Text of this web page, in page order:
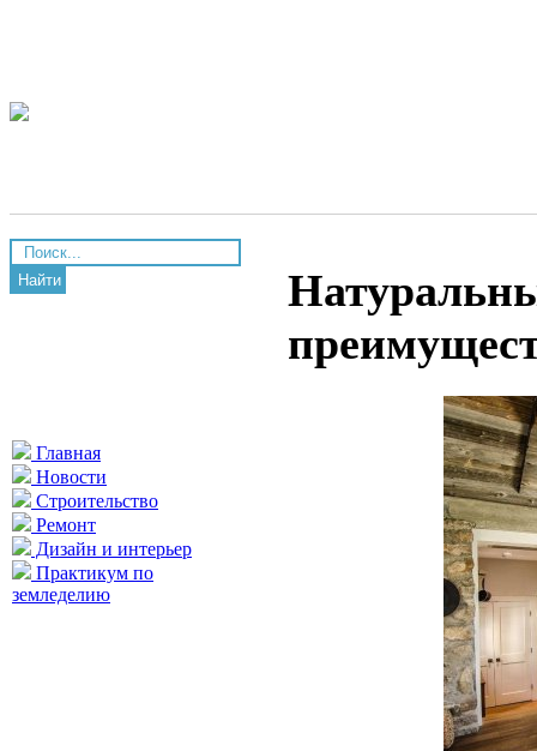
Найти
Главная
Новости
Строительство
Ремонт
Дизайн и интерьер
Практикум по
земледелию